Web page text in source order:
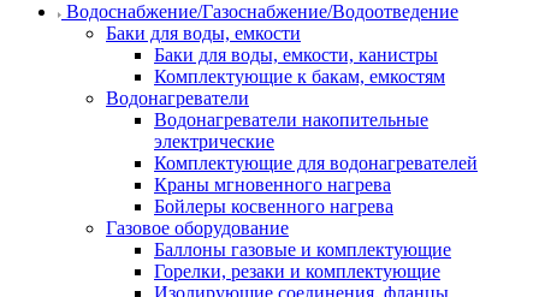
Водоснабжение/Газоснабжение/Водоотведение
Баки для воды, емкости
Баки для воды, емкости, канистры
Комплектующие к бакам, емкостям
Водонагреватели
Водонагреватели накопительные
электрические
Комплектующие для водонагревателей
Краны мгновенного нагрева
Бойлеры косвенного нагрева
Газовое оборудование
Баллоны газовые и комплектующие
Горелки, резаки и комплектующие
Изолирующие соединения, фланцы